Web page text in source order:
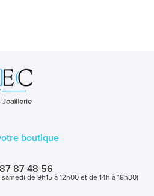
boutique
87 48 56
de 9h15 à 12h00 et de 14h à 18h30)